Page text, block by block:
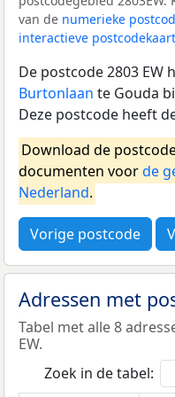
van de numerieke
interactieve postcodekaart
De postcode 2803 EW
Burtonlaan te Gouda
Deze postcode heeft
Download de
documenten voorde
Nederland.
Vorige postcode
Adressen met
Tabel met alle 8
EW.
Zoek in de tabel: